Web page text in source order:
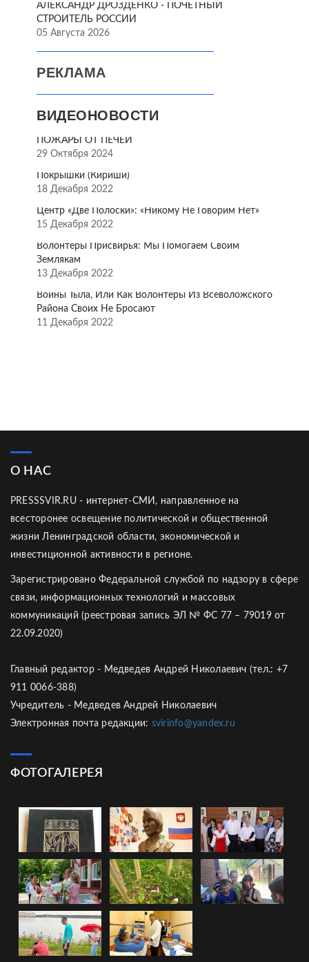
АЛЕКСАНДР ДРОЗДЕНКО - ПОЧЁТНЫЙ
СТРОИТЕЛЬ РОССИИ
05 Августа 2026
РЕКЛАМА
ВИДЕОНОВОСТИ
ПОЖАРЫ ОТ ПЕЧЕЙ
29 Октября 2024
Покрышки (Кириши)
18 Декабря 2022
Центр «Две Полоски»: «Никому Не Говорим Нет»
15 Декабря 2022
Волонтёры Присвирья: Мы Помогаем Своим
Землякам
13 Декабря 2022
Воины Тыла, Или Как Волонтёры Из Всеволожского
Района Своих Не Бросают
11 Декабря 2022
О НАС
PRESSSVIR.RU - интернет-СМИ, направленное на
всесторонее освещение политической и общественной
жизни Ленинградской области, экономической и
инвестиционной активности в регионе.
Зарегистрировано Федеральной службой по надзору в сфере
связи, информационных технологий и массовых
коммуникаций (реестровая запись ЭЛ № ФС 77 – 79019 от
22.09.2020)
Главный редактор - Медведев Андрей Николаевич (тел.: +7
911 0066-388)
Учредитель - Медведев Андрей Николаевич
Электронная почта редакции: svirinfo@yandex.ru
ФОТОГАЛЕРЕЯ